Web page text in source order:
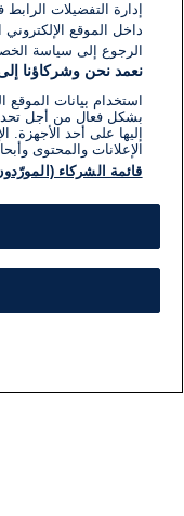
إدارة التفضيلات
داخل الموقع
الرجوع إلى سياسة
نعمد نحن وشركاؤنا إلى
استخدام بيانات
بشكل فعال من أجل
إليها على أحد الأجهزة.
الإعلانات والمحتوى
قائمة الشركاء